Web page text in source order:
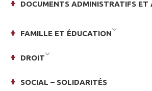
DOCUMENTS ADMINISTRATIFS ET
FAMILLE ET ÉDUCATION
DROIT
SOCIAL – SOLIDARITÉS